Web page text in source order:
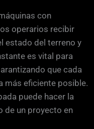
con
operarios recibir
estado del terreno y
es vital para
que cada
más eficiente posible.
puede hacer la
de un proyecto en